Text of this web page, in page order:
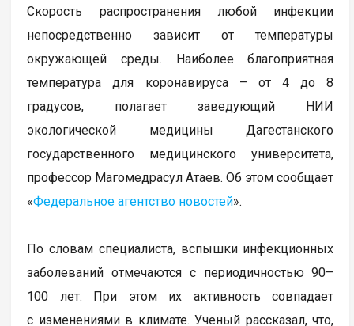
Скорость распространения любой инфекции
непосредственно зависит от температуры
окружающей среды. Наиболее благоприятная
температура для коронавируса – от 4 до 8
градусов, полагает заведующий НИИ
экологической медицины Дагестанского
государственного медицинского университета,
профессор Магомедрасул Атаев. Об этом сообщает
«Федеральное агентство новостей».
По словам специалиста, вспышки инфекционных
заболеваний отмечаются с периодичностью 90–
100 лет. При этом их активность совпадает
с изменениями в климате. Ученый рассказал, что,